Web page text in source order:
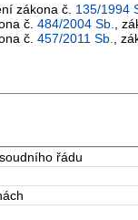
zákona č. 135/1994
č. 484/2004 Sb. ,
č. 457/2011 Sb. ,
řádu